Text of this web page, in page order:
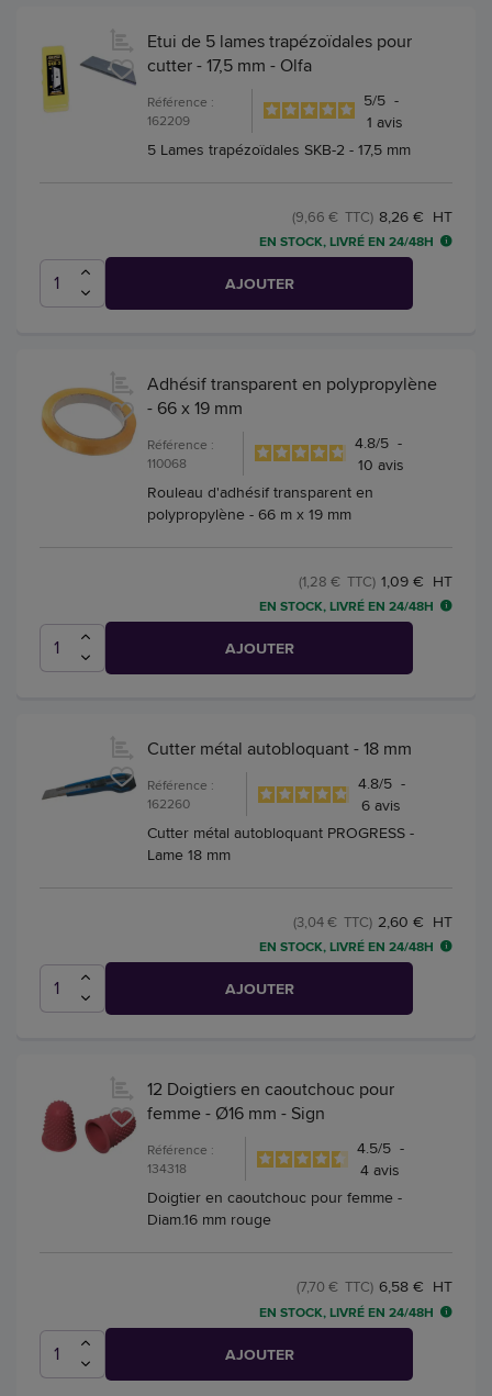
Etui de 5 lames trapézoïdales pour
cutter - 17,5 mm - Olfa
Référence :
162209
5/5 -
1 avis
5 Lames trapézoïdales SKB-2 - 17,5 mm
8,26 € HT
(9,66 € TTC)
EN STOCK, LIVRÉ EN 24/48H
AJOUTER
Adhésif transparent en polypropylène
- 66 x 19 mm
Référence :
110068
4.8/5 -
10 avis
Rouleau d'adhésif transparent en
polypropylène - 66 m x 19 mm
1,09 € HT
(1,28 € TTC)
EN STOCK, LIVRÉ EN 24/48H
AJOUTER
Cutter métal autobloquant - 18 mm
Référence :
162260
4.8/5 -
6avis
Cutter métal autobloquant PROGRESS -
Lame 18 mm
2,60 € HT
(3,04 € TTC)
EN STOCK, LIVRÉ EN 24/48H
AJOUTER
12 Doigtiers en caoutchouc pour
femme - Ø16 mm - Sign
Référence :
134318
4.5/5 -
4 avis
Doigtier en caoutchouc pour femme -
Diam.16 mm rouge
6,58 € HT
(7,70 € TTC)
EN STOCK, LIVRÉ EN 24/48H
AJOUTER